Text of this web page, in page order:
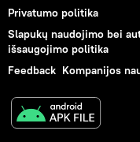
Privatumo politika
Slapukų naudojimo bei
išsaugojimo politika
Feedback Kompanijos